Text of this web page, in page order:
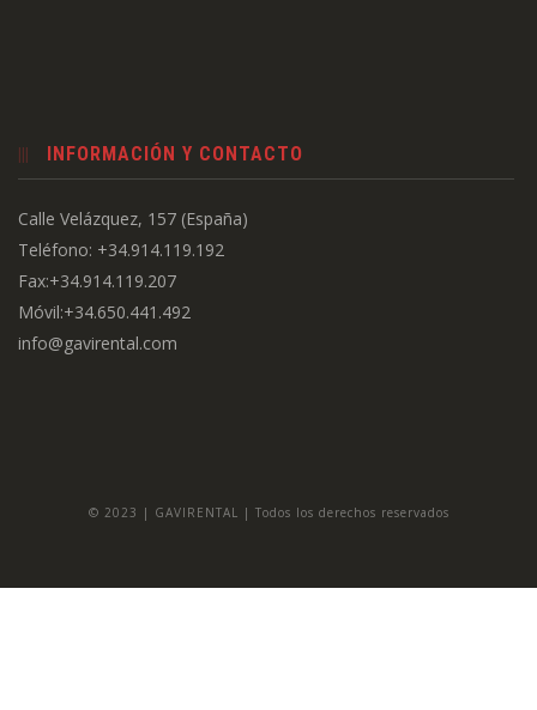
INFORMACIÓN Y CONTACTO
Calle Velázquez, 157 (España)
Teléfono: +34.914.119.192
Fax:+34.914.119.207
Móvil:+34.650.441.492
info@gavirental.com
© 2023 | GAVIRENTAL | Todos los derechos reservados